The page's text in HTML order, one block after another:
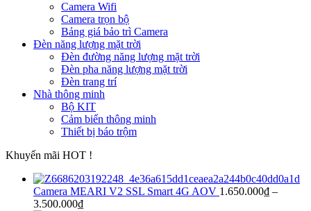
Camera Wifi
Camera trọn bộ
Bảng giá bảo trì Camera
Đèn năng lượng mặt trời
Đèn đường năng lượng mặt trời
Đèn pha năng lượng mặt trời
Đèn trang trí
Nhà thông minh
Bộ KIT
Cảm biến thông minh
Thiết bị báo trộm
Khuyến mãi HOT !
Camera MEARI V2 SSL Smart 4G AOV 1.650.000₫ –
3.500.000₫